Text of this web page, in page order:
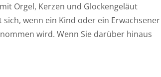
Orgel, Kerzen und Glockengeläut
wenn ein Kind oder ein Erwachsener
wird. Wenn Sie darüber hinaus